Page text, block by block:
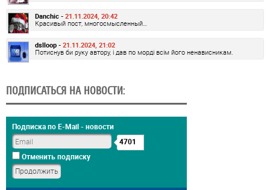
Danchic - 21.11.2024, 20:42
Красивый пост, многосмысленный…
dslloop - 21.11.2024, 21:02
Потиснув би руку автору, і дав по морді всім його ненависникам.
ПОДПИСАТЬСЯ НА НОВОСТИ:
Подписка по E-Mail - новости
4701
Отменить подписку